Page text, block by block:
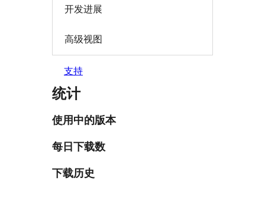
开发进展
高级视图
支持
统计
使用中的版本
每日下载数
下载历史